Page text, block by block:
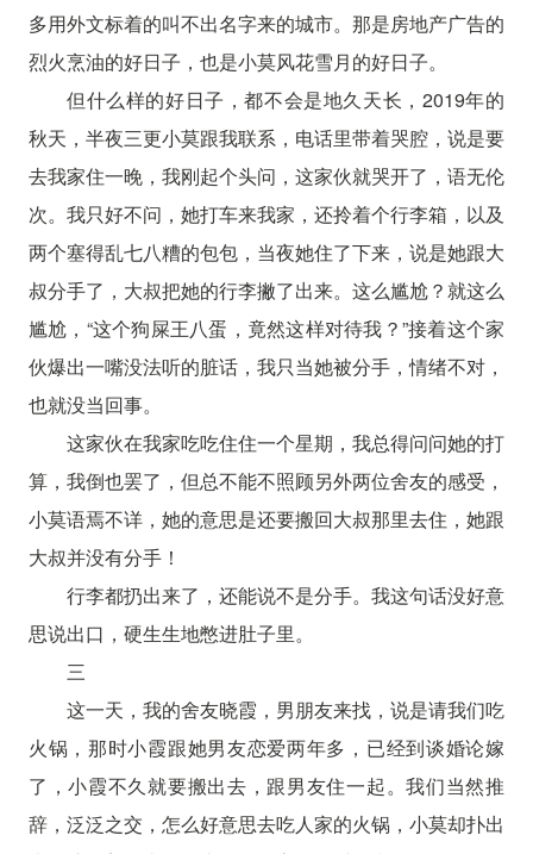
多用外文标着的叫不出名字来的城市。那是房地产广告的
烈火烹油的好日子，也是小莫风花雪月的好日子。
但什么样的好日子，都不会是地久天长，2019年的
秋天，半夜三更小莫跟我联系，电话里带着哭腔，说是要
去我家住一晚，我刚起个头问，这家伙就哭开了，语无伦
次。我只好不问，她打车来我家，还拎着个行李箱，以及
两个塞得乱七八糟的包包，当夜她住了下来，说是她跟大
叔分手了，大叔把她的行李撇了出来。这么尴尬？就这么
尴尬，“这个狗屎王八蛋，竟然这样对待我？”接着这个家
伙爆出一嘴没法听的脏话，我只当她被分手，情绪不对，
也就没当回事。
这家伙在我家吃吃住住一个星期，我总得问问她的打
算，我倒也罢了，但总不能不照顾另外两位舍友的感受，
小莫语焉不详，她的意思是还要搬回大叔那里去住，她跟
大叔并没有分手！
行李都扔出来了，还能说不是分手。我这句话没好意
思说出口，硬生生地憋进肚子里。
三
这一天，我的舍友晓霞，男朋友来找，说是请我们吃
火锅，那时小霞跟她男友恋爱两年多，已经到谈婚论嫁
了，小霞不久就要搬出去，跟男友住一起。我们当然推
辞，泛泛之交，怎么好意思去吃人家的火锅，小莫却扑出